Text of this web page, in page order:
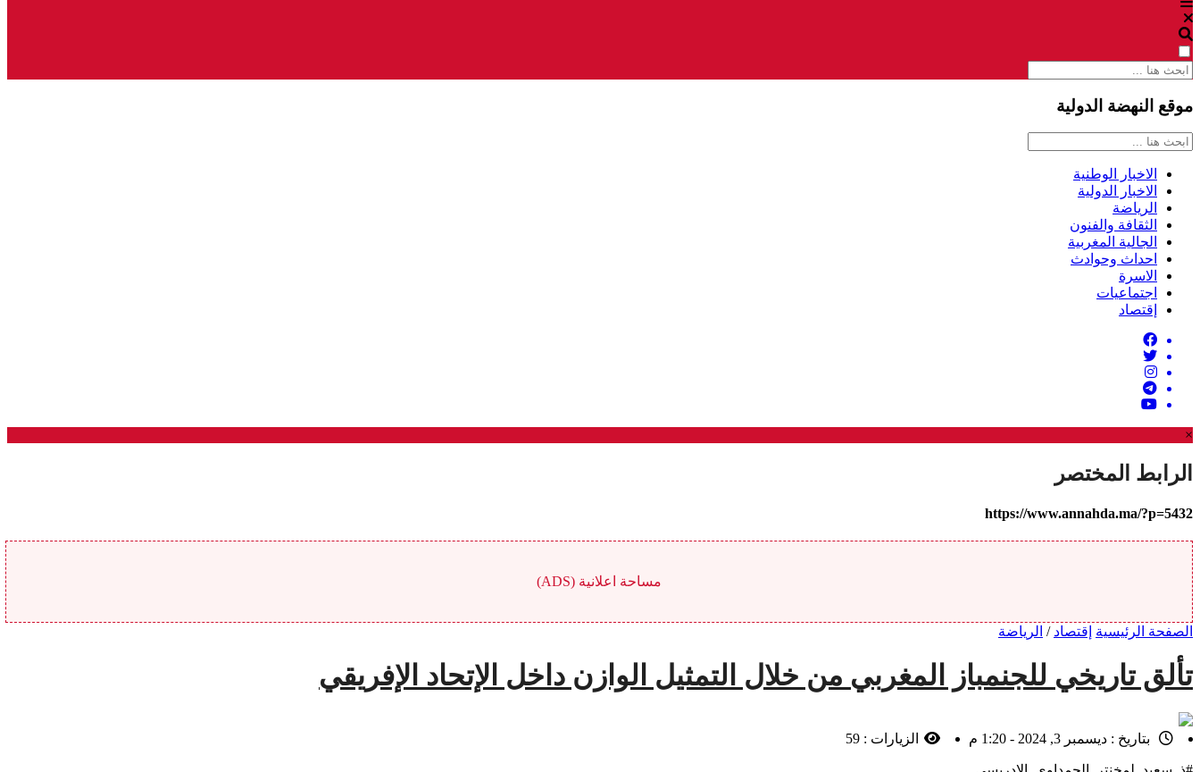
موقع النهضة الدولية
الاخبار الوطنية
الاخبار الدولية
الرياضة
الثقافة والفنون
الجالية المغربية
احداث وحوادث
الاسرة
اجتماعيات
إقتصاد
×
الرابط المختصر
https://www.annahda.ma/?p=5432
مساحة اعلانية (ADS)
الصفحة الرئيسية إقتصاد / الرياضة
تألق تاريخي للجنمباز المغربي من خلال التمثيل الوازن داخل الإتحاد الإفريقي
بتاريخ : ديسمبر 3, 2024 - 1:20 م الزيارات : 59